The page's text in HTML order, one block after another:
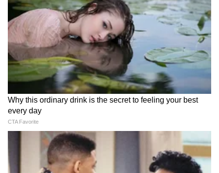
Related Articles
Maharashtra Monsoon : महाराष्ट्रात मान्सूनच्या या
तारखेपर्यंत सरी बरसण्याची शक्यता, हवामान खात्याने दिली
महत्वाची माहिती
राज्यात मुसळधार पाऊस बरसणार, हवामान विभागाने
वर्तवला अंदाज
नवीन नळांच्या जोडण्या केल्या बंद
नवीन पाण्याच्या नळांच्या जोडण्या बंद करण्यात आल्याचं
महानगरपालिकेच्या वतीने सांगण्यात आलं आहे. नवीन
बांधकामांसाठी आता कोणत्याही प्रकारच्या नळांच्या
Ganpati Festival : बीएमसीकडून
शाडू मातीचा पुरवठा उशिरा; गणेश
मूर्तीकारांमध्ये नाराजी
Dadar Best Bus Accident :
दादर प्लाझा टॉकीजजवळ बेस्ट